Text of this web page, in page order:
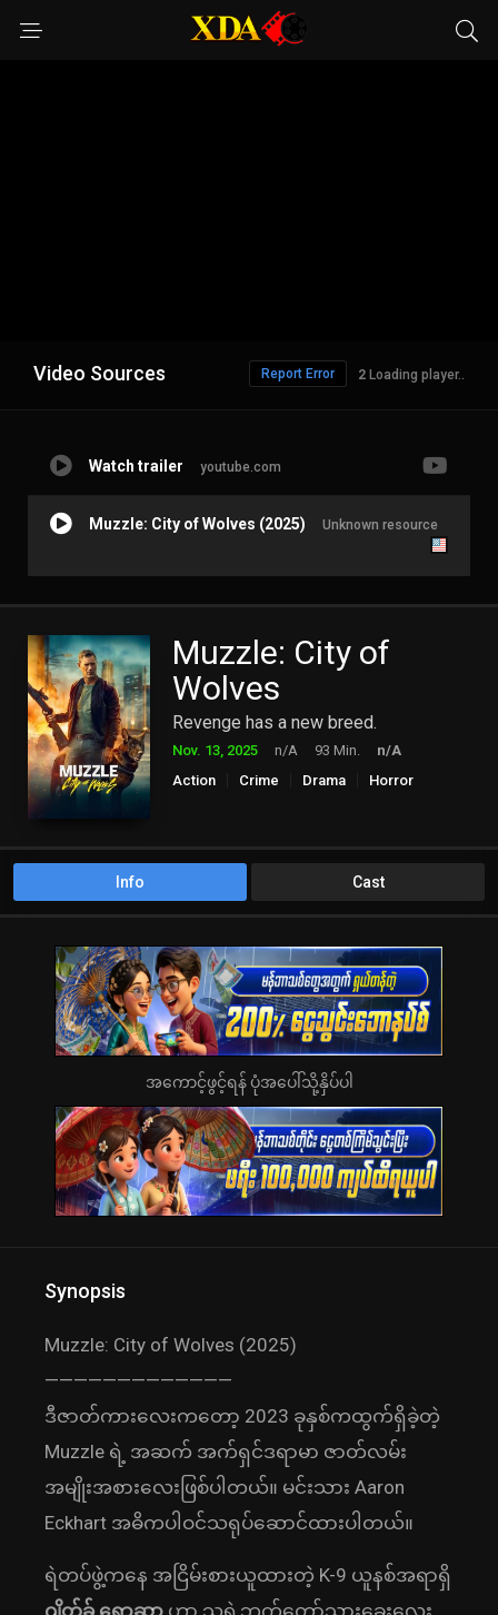
Video Sources Loading player..
Report Error
Watch trailer youtube.com
Muzzle: City of Wolves (2025) Unknown resource
Muzzle: City of
Wolves
Revenge has a new breed.
Nov. 13, 2025 n/A 93 Min.
n/A
Action
Crime Drama
Horror
Info Cast
အကောင့်ဖွင့်ရန် ပုံအပေါ်သို့နှိပ်ပါ
Synopsis
Muzzle: City of Wolves (2025)
—————————————
ဒီဇာတ်ကားလေးကတော့ 2023 ခုနှစ်ကထွက်ရှိခဲ့တဲ့
Muzzle ရဲ့ အဆက် အက်ရှင်ဒရာမာ ဇာတ်လမ်း
အမျိုးအစားလေးဖြစ်ပါတယ်။ မင်းသား Aaron
Eckhart အဓိကပါဝင်သရုပ်ဆောင်ထားပါတယ်။
ရဲတပ်ဖွဲ့ကနေ အငြိမ်းစားယူထားတဲ့ K-9 ယူနစ်အရာရှိ